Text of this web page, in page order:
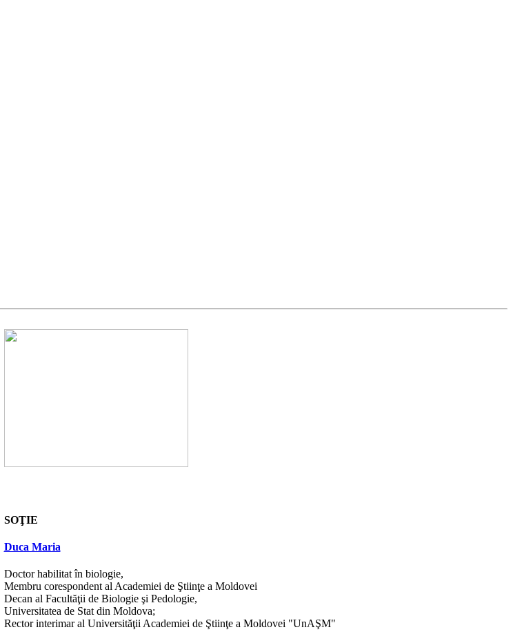
SOŢIE
Duca Maria
Doctor habilitat în biologie,
Membru corespondent al Academiei de Ştiinţe a Moldovei
Decan al Facultăţii de Biologie şi Pedologie,
Universitatea de Stat din Moldova;
Rector interimar al Universităţii Academiei de Ştiinţe a Moldovei "UnAŞM"